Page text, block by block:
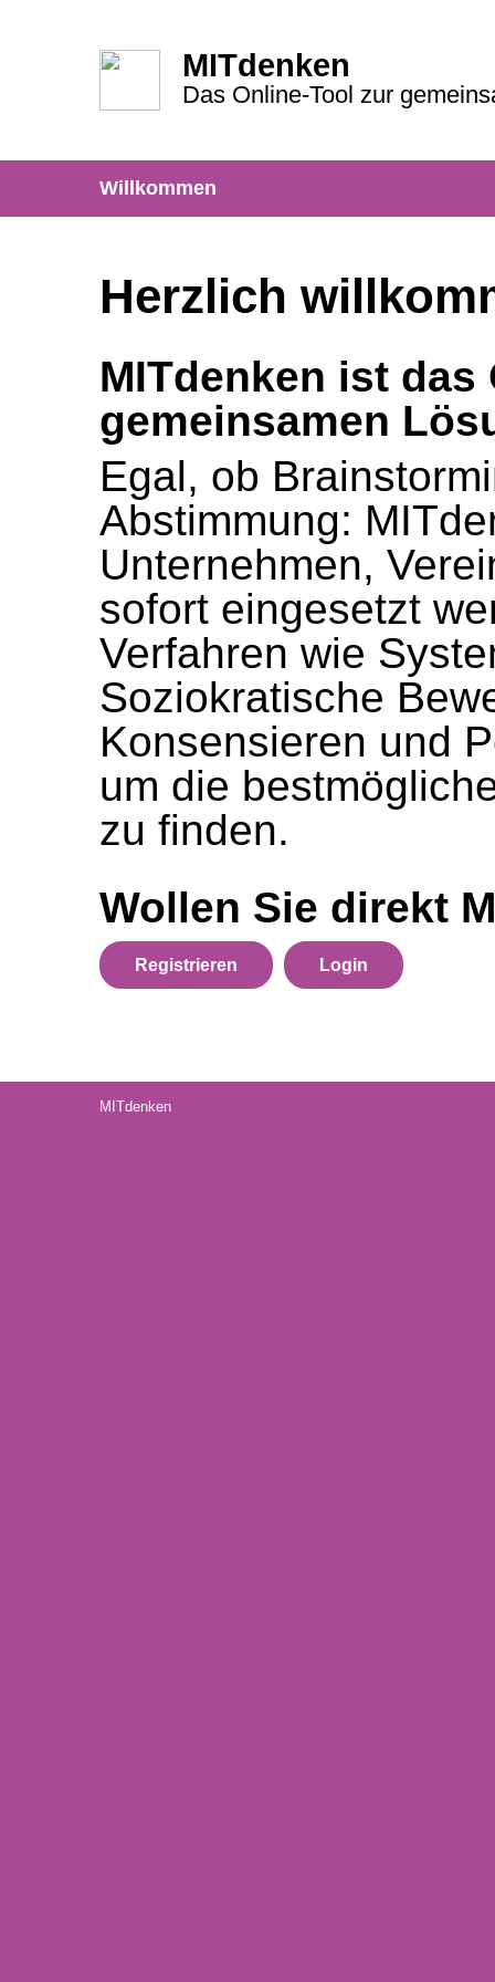
MITdenken
Das Online-Tool zur
Willkommen
Herzlich
MITdenken ist das
gemeinsamen
Egal, ob
Abstimmung:
Unternehmen,
sofort eingesetzt
Verfahren wie
Soziokratische
Konsensieren und
um die
zu finden.
Wollen Sie direkt
MITdenken